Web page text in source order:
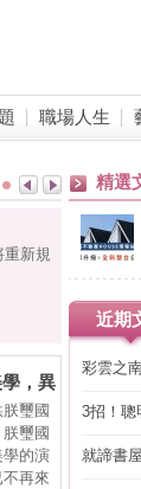
職場人生
重新規
，異
璽國
璽國
學的演
再來
精選
近期
彩雲之
3招！聰
就諦書